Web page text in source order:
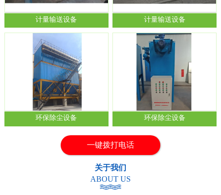
计量输送设备 计量输送设备
环保除尘设备 环保除尘设备
一键拨打电话
关于我们
ABOUT US